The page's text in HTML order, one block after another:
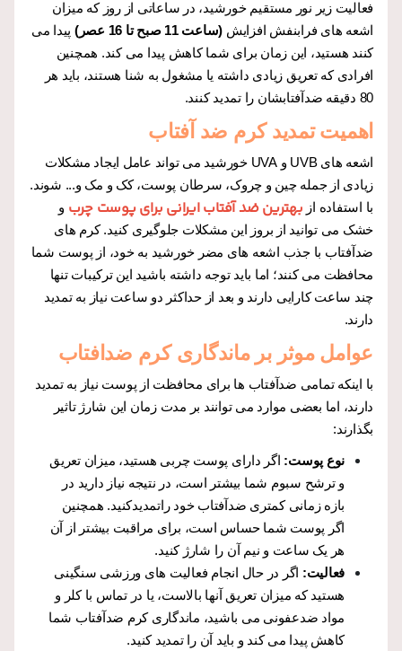
فعالیت زیر نور مستقیم خورشید، در ساعاتی از روز که میزان
اشعه های فرابنفش افزایش (ساعت 11 صبح تا 16 عصر)
پیدا می
کنند هستید، این زمان برای شما کاهش پیدا می کند. همچنین
افرادی که تعریق زیادی داشته یا مشغول به شنا هستند، باید هر
80 دقیقه ضدآفتابشان را تمدید کنند.
اهمیت تمدید کرم ضد آفتاب
اشعه های UVB و UVA خورشید می تواند عامل ایجاد مشکلات
زیادی از جمله چین و چروک، سرطان پوست، کک و مک و... شوند.
با استفاده از بهترین ضد آفتاب ایرانی برای پوست چرب و
خشک می توانید از بروز این مشکلات جلوگیری کنید. کرم های
ضدآفتاب با جذب اشعه های مضر خورشید به خود، از پوست شما
محافظت می کنند؛ اما باید توجه داشته باشید این ترکیبات تنها
چند ساعت کارایی دارند و بعد از حداکثر دو ساعت نیاز به تمدید
دارند.
عوامل موثر بر ماندگاری کرم ضدافتاب
با اینکه تمامی ضدآفتاب ها برای محافظت از پوست نیاز به تمدید
دارند، اما بعضی موارد می توانند بر مدت زمان این شارژ تاثیر
بگذارند:
نوع پوست: اگر دارای پوست چربی هستید، میزان تعریق
و ترشح سبوم شما بیشتر است، در نتیجه نیاز دارید در
بازه زمانی کمتری ضدآفتاب خود راتمدیدکنید. همچنین
اگر پوست شما حساس است، برای مراقبت بیشتر از آن
هر یک ساعت و نیم آن را شارژ کنید.
فعالیت: اگر در حال انجام فعالیت های ورزشی سنگینی
هستید که میزان تعریق آنها بالاست، یا در تماس با کلر و
مواد ضدعفونی می باشید، ماندگاری کرم ضدآفتاب شما
کاهش پیدا می کند و باید آن را تمدید کنید.